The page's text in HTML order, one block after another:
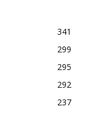
341
299
295
292
237